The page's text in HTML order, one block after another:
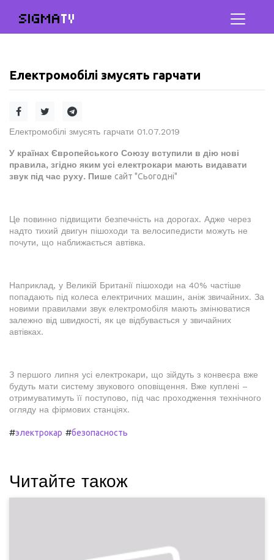
SIGMATV
Електромобілі змусять гарчати
Електромобілі змусять гарчати 01.07.2019
У країнах Європейського Союзу вступили в дію нові
правила, згідно яким усі електрокари мають видавати
звук під час руху. Пише сайт "Сьогодні"
Це повинно підвищити безпечність на дорогах. Адже через
надто тихий двигун пішоходи та велосипедисти можуть не
почути, що наближається автівка.
Наприклад, у Великій Британії пішоходи на 40% частіше
попадають під колеса електричних машин, аніж звичайних. За
новими правилами звук електромобіля мають змінюватися
залежно від швидкості, як це відбувається у звичайних
автівках.
З першого липня усі електрокари, що зійдуть з конвеєра вже
будуть мати систему звукового оповіщення. Вже куплені –
отримуватимуть її поступово, під час проходження технічного
огляду на фірмових станціях.
#электрокар #безопасность
Читайте також